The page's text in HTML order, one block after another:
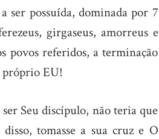
ser possuída, dominada por 7
girgaseus, amorreus e
povos referidos, a terminação
próprio EU!
Seu discípulo, não teria que
tomasse a sua cruz e O